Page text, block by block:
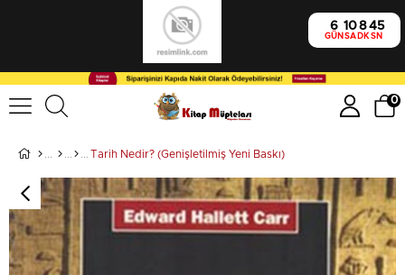
6
GÜN
10
SA
8
DK
45
SN
0
Tarih Nedir? (Genişletilmiş Yeni Baskı)